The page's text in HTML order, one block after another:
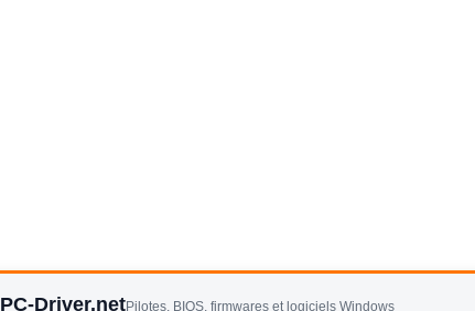
PC-Driver.netPilotes, BIOS, firmwares et logiciels Windows